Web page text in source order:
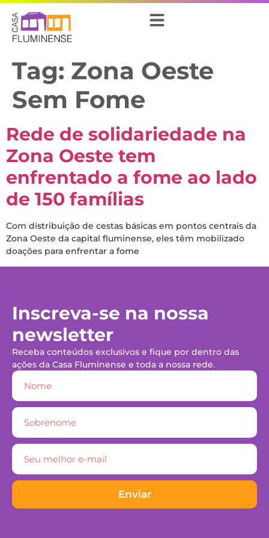
Tag: Zona Oeste
Sem Fome
Rede de solidariedade na
Zona Oeste tem
enfrentado a fome ao lado
de 150 famílias
Com distribuição de cestas básicas em pontos centrais da
Zona Oeste da capital fluminense, eles têm mobilizado
doações para enfrentar a fome
Inscreva-se na nossa
newsletter
Receba conteúdos exclusivos e fique por dentro das
ações da Casa Fluminense e toda a nossa rede.
Enviar